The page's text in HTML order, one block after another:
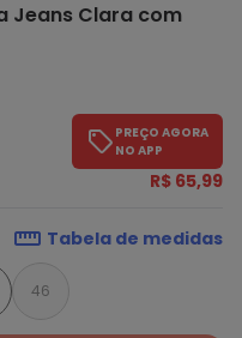
Jeans Clara com
PREÇO AGORA
NO APP
R$ 65,99
Tabela de medidas
46